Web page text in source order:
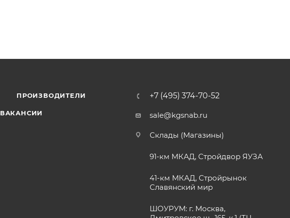
ПРОИЗВОДИТЕЛИ
ВАКАНСИИ
+7 (495) 374-70-52
sale@kgsnab.ru
Склады (Магазины)
91-км МКАД, Стройдвор ЯУЗА
41-км МКАД, Стройрынок
Славянский мир
ШОУРУМ: г. Москва,